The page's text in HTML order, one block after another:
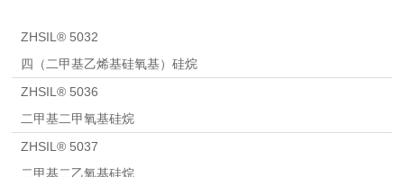
ZHSIL® 5032
四（二甲基乙烯基硅氧基）硅烷
ZHSIL® 5036
二甲基二甲氧基硅烷
ZHSIL® 5037
二甲基二乙氧基硅烷